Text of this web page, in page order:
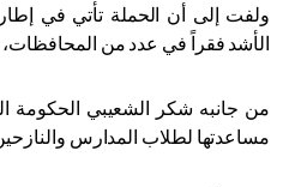
ولفت إلى أن الحملة تأتي في إطار
الأشد فقراً في عدد من المحافظات،
من جانبه شكر الشعيبي الحكومة
مساعدتها لطلاب المدارس